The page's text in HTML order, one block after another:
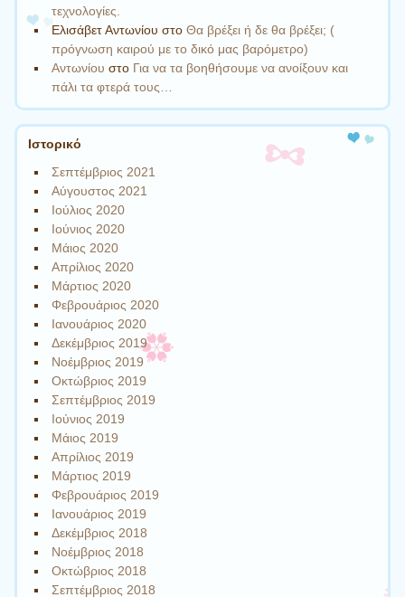
τεχνολογίες.
Ελισάβετ Αντωνίου στοΘα βρέξει ή δε θα βρέξει; (
πρόγνωση καιρού με το δικό μας βαρόμετρο)
Αντωνίου στο Για να τα βοηθήσουμε να ανοίξουν και
πάλι τα φτερά τους…
Ιστορικό
Σεπτέμβριος 2021
Αύγουστος 2021
Ιούλιος 2020
Ιούνιος 2020
Μάιος 2020
Απρίλιος 2020
Μάρτιος 2020
Φεβρουάριος 2020
Ιανουάριος 2020
Δεκέμβριος 2019
Νοέμβριος 2019
Οκτώβριος 2019
Σεπτέμβριος 2019
Ιούνιος 2019
Μάιος 2019
Απρίλιος 2019
Μάρτιος 2019
Φεβρουάριος 2019
Ιανουάριος 2019
Δεκέμβριος 2018
Νοέμβριος 2018
Οκτώβριος 2018
Σεπτέμβριος 2018